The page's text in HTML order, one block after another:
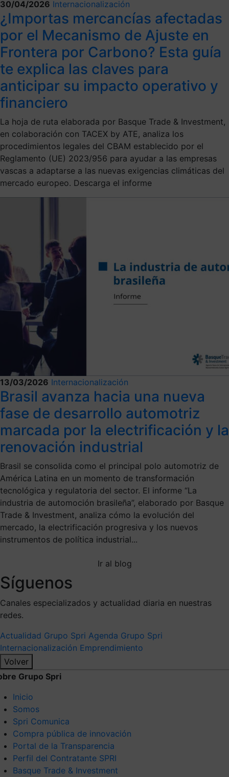
30/04/2026 Internacionalización
¿Importas mercancías afectadas
por el Mecanismo de Ajuste en
Frontera por Carbono? Esta guía
te explica las claves para
anticipar su impacto operativo y
financiero
La hoja de ruta elaborada por Basque Trade & Investment,
en colaboración con TACEX by ATE, analiza los
procedimientos legales del CBAM establecido por el
Reglamento (UE) 2023/956 para ayudar a las empresas
vascas a adaptarse a las nuevas exigencias climáticas del
mercado europeo. Descarga el informe
13/03/2026 Internacionalización
Brasil avanza hacia una nueva
fase de desarrollo automotriz
marcada por la electrificación y la
renovación industrial
Brasil se consolida como el principal polo automotriz de
América Latina en un momento de transformación
tecnológica y regulatoria del sector. El informe “La
industria de automoción brasileña”, elaborado por Basque
Trade & Investment, analiza cómo la evolución del
mercado, la electrificación progresiva y los nuevos
instrumentos de política industrial...
Ir al blog
Síguenos
Canales especializados y actualidad diaria en nuestras
redes.
Actualidad Grupo Spri Agenda Grupo Spri
Internacionalización Emprendimiento
Volver
Grupo Spri
Inicio
Somos
Spri Comunica
Compra pública de innovación
Portal de la Transparencia
Perfil del Contratante SPRI
Basque Trade & Investment